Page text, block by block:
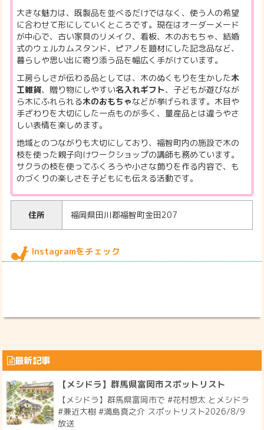
大きな魅力は、既製品を並べるだけではなく、使う人の希望
に合わせて形にしていくところです。現在はオーダーメード
が中心で、古い家具のリメイク、看板、木のおもちゃ、結婚
式のウェルカムスタンド、ピアノを題材にした記念品など、
暮らしや思い出に寄り添う品を幅広く手がけています。
工房らしさが伝わる品としては、木のぬくもりを生かした木
工雑貨、贈り物にしやすい名入れギフト、子どもが遊びなが
ら木にふれられる木のおもちゃなどが挙げられます。木目や
手ざわりを大切にした一点ものが多く、量産品とは違うやさ
しい表情を楽しめます。
地域とのつながりも大切にしており、福智町内の施設で木の
枝を使った親子向けワークショップの講師も務めています。
サクラの枝を使ってふくろうや小さな飾りを作る内容で、も
のづくりの楽しさを子どもにも伝える活動です。
住所 福岡県田川郡福智町金田207
Instagramをチェック
最新記事
【メシドラ】群馬県富岡市スポットリスト
【メシドラ】群馬県富岡市で #花村想太 とメシドラ
#兼近大樹 #満島真之介 スポットリスト2026/8/9
放送